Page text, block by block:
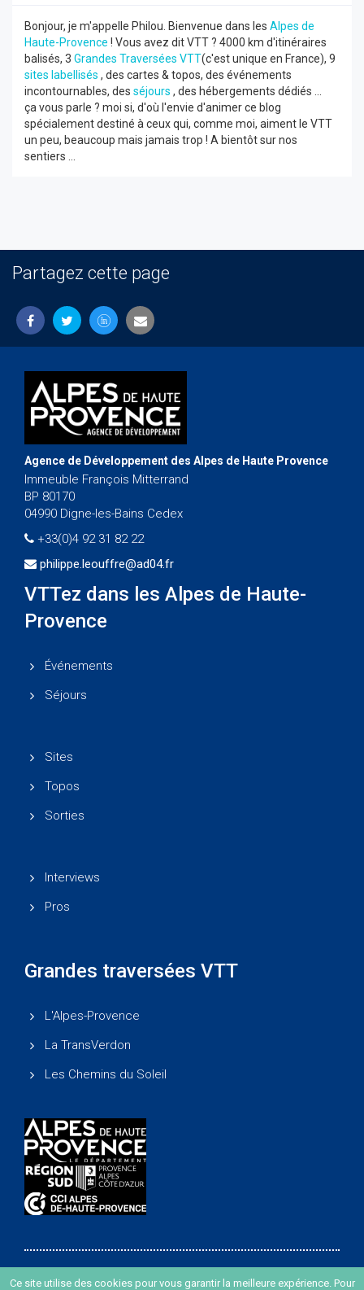
Bonjour, je m'appelle Philou. Bienvenue dans les Alpes de
Haute-Provence ! Vous avez dit VTT ? 4000 km d'itinéraires
balisés, 3 Grandes Traversées VTT(c'est unique en France), 9
sites labellisés , des cartes & topos, des événements
incontournables, des séjours , des hébergements dédiés ...
ça vous parle ? moi si, d'où l'envie d'animer ce blog
spécialement destiné à ceux qui, comme moi, aiment le VTT
un peu, beaucoup mais jamais trop ! A bientôt sur nos
sentiers ...
Partagez cette page
Agence de Développement des Alpes de Haute Provence
Immeuble François Mitterrand
BP 80170
04990 Digne-les-Bains Cedex
+33(0)4 92 31 82 22
philippe.leouffre@ad04.fr
VTTez dans les Alpes de Haute-
Provence
Événements
Séjours
Sites
Topos
Sorties
Interviews
Pros
Grandes traversées VTT
L'Alpes-Provence
La TransVerdon
Les Chemins du Soleil
Ce site utilise des cookies pour vous garantir la meilleure expérience. Pour